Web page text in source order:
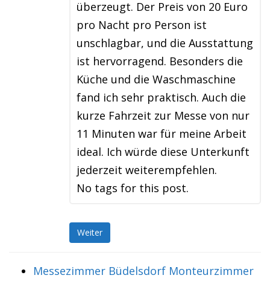
überzeugt. Der Preis von 20 Euro
pro Nacht pro Person ist
unschlagbar, und die Ausstattung
ist hervorragend. Besonders die
Küche und die Waschmaschine
fand ich sehr praktisch. Auch die
kurze Fahrzeit zur Messe von nur
11 Minuten war für meine Arbeit
ideal. Ich würde diese Unterkunft
jederzeit weiterempfehlen.
No tags for this post.
Weiter
Messezimmer Büdelsdorf Monteurzimmer